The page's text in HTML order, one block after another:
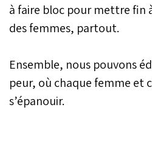
à faire bloc pour mettre fin
des femmes, partout.
Ensemble, nous pouvons
peur, où chaque femme et
s’épanouir.